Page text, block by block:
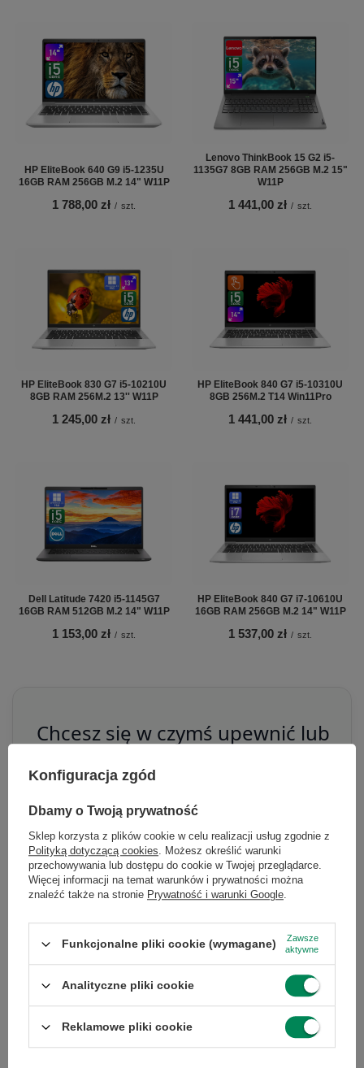
HP EliteBook 640 G9 i5-1235U
16GB RAM 256GB M.2 14" W11P
1 788,00 zł / szt.
Lenovo ThinkBook 15 G2 i5-
1135G7 8GB RAM 256GB M.2 15"
W11P
1 441,00 zł / szt.
HP EliteBook 830 G7 i5-10210U
8GB RAM 256M.2 13'' W11P
1 245,00 zł / szt.
HP EliteBook 840 G7 i5-10310U
8GB 256M.2 T14 Win11Pro
1 441,00 zł / szt.
Dell Latitude 7420 i5-1145G7
16GB RAM 512GB M.2 14" W11P
1 153,00 zł / szt.
HP EliteBook 840 G7 i7-10610U
16GB RAM 256GB M.2 14" W11P
1 537,00 zł / szt.
Chcesz się w czymś upewnić lub
Skorzystaj z naszej pomocy!
+48 796 758 658
info@greencomputers.pl
Zapytaj o ten produkt
Specyfikacja
Konfiguracja zgód
Dbamy o Twoją prywatność
Sklep korzysta z plików cookie w celu realizacji usług zgodnie z
Polityką dotyczącą cookies. Możesz określić warunki
przechowywania lub dostępu do cookie w Twojej przeglądarce.
Więcej informacji na temat warunków i prywatności można
znaleźć także na stronie Prywatność i warunki Google.
Funkcjonalne pliki cookie (wymagane)
Zawsze
aktywne
Analityczne pliki cookie
Reklamowe pliki cookie